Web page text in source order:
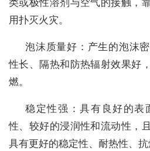
用扑灭火灾。
泡沫质量好：产生的泡沫
性长、隔热和防热辐射效果好
燃。
稳定性强：具有良好的表
性、较好的浸润性和流动性，
具有更好的稳定性、耐热性、抗